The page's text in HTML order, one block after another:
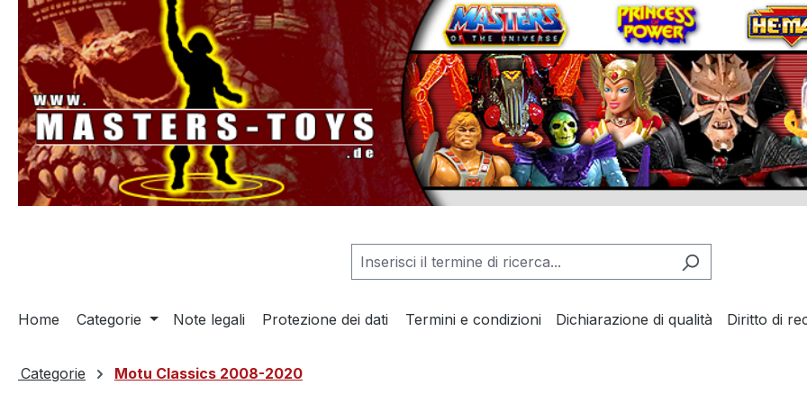
Passa alla navigazione principale
Home Categorie Note legali Protezione dei dati Termini e condizioni Dichiarazione di qualità Diritto di
Categorie Motu Classics 2008-2020